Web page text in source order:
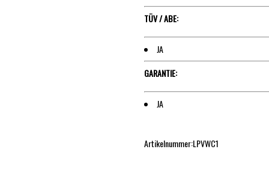
TÜV / ABE:
JA
GARANTIE:
JA
Artikelnummer:LPVWC1